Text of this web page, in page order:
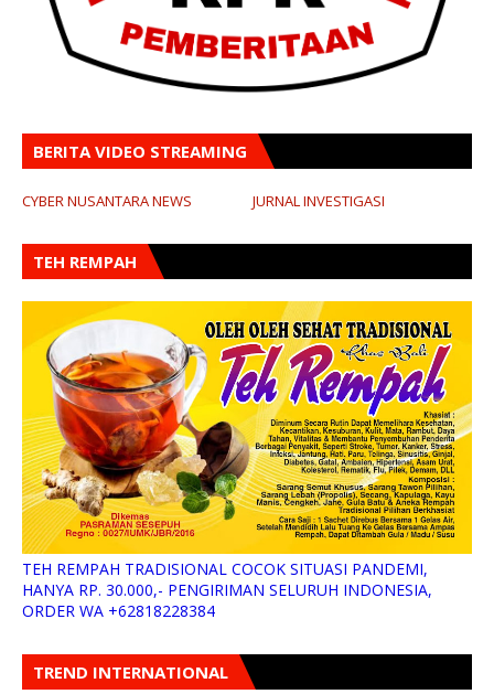
BERITA VIDEO STREAMING
CYBER NUSANTARA NEWS JURNAL INVESTIGASI
TEH REMPAH
TEH REMPAH TRADISIONAL COCOK SITUASI PANDEMI,
HANYA RP. 30.000,- PENGIRIMAN SELURUH INDONESIA,
ORDER WA +62818228384
TREND INTERNATIONAL